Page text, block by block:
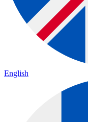
English